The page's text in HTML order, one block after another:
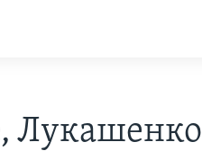
Лукашенко